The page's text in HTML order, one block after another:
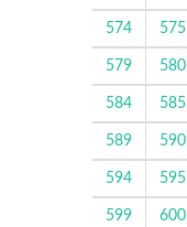
574 575
579 580
584 585
589 590
594 595
599 600